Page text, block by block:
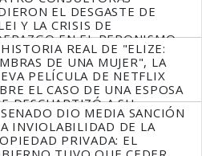
EL DESGASTE DE
Y LA CRISIS DE
EN EL PERONISMO
REAL DE "ELIZE:
DE UNA MUJER", LA
PELÍCULA DE NETFLIX
EL CASO DE UNA ESPOSA
DESCUARTIZÓ A SU
DIO MEDIA SANCIÓN
INVIOLABILIDAD DE LA
PRIVADA: EL